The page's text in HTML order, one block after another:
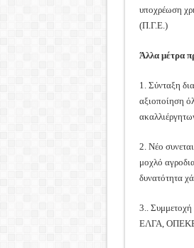
υποχρέωση
(Π.Γ.Ε.)
Άλλα μέτρα
1. Σύνταξη
αξιοποίηση
2. Νέο
μοχλό
δυνατότητα
3..
ΕΛΓΑ,